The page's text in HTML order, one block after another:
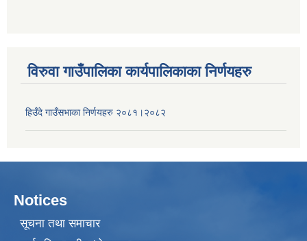
विरुवा गाउँपालिका कार्यपालिकाका निर्णयहरु
हिउँदे गाउँसभाका निर्णयहरु २०८१।२०८२
Notices
सूचना तथा समाचार